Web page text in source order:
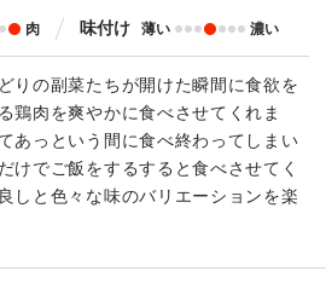
肉 味付け 薄い 濃い
りの副菜たちが開けた瞬間に食欲を
鶏肉を爽やかに食べさせてくれま
あっという間に食べ終わってしまい
けでご飯をするすると食べさせてく
しと色々な味のバリエーションを楽